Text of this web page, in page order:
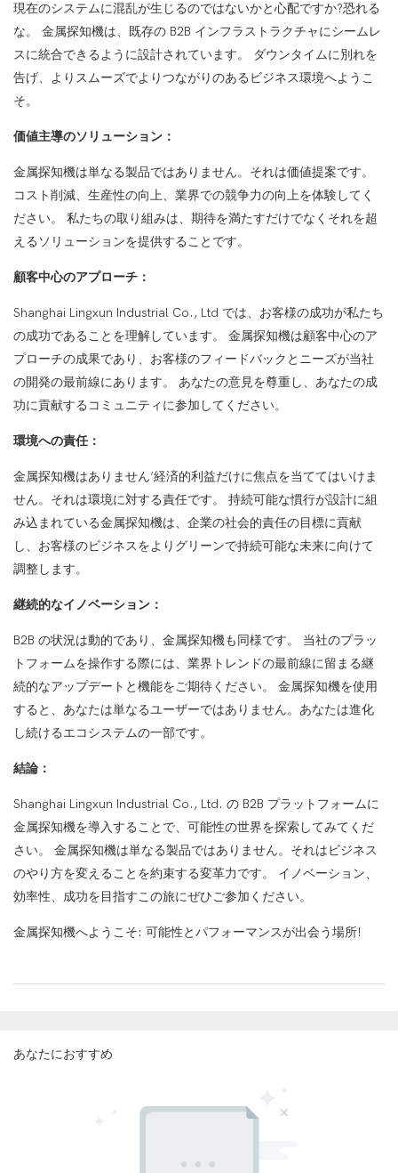
現在のシステムに混乱が生じるのではないかと心配ですか?恐れる
な。 金属探知機は、既存の B2B インフラストラクチャにシームレ
スに統合できるように設計されています。 ダウンタイムに別れを
告げ、よりスムーズでよりつながりのあるビジネス環境へようこ
そ。
価値主導のソリューション：
金属探知機は単なる製品ではありません。それは価値提案です。
コスト削減、生産性の向上、業界での競争力の向上を体験してく
ださい。 私たちの取り組みは、期待を満たすだけでなくそれを超
えるソリューションを提供することです。
顧客中心のアプローチ：
Shanghai Lingxun Industrial Co., Ltd では、お客様の成功が私たち
の成功であることを理解しています。 金属探知機は顧客中心のア
プローチの成果であり、お客様のフィードバックとニーズが当社
の開発の最前線にあります。 あなたの意見を尊重し、あなたの成
功に貢献するコミュニティに参加してください。
環境への責任：
金属探知機はありません’経済的利益だけに焦点を当ててはいけま
せん。それは環境に対する責任です。 持続可能な慣行が設計に組
み込まれている金属探知機は、企業の社会的責任の目標に貢献
し、お客様のビジネスをよりグリーンで持続可能な未来に向けて
調整します。
継続的なイノベーション：
B2B の状況は動的であり、金属探知機も同様です。 当社のプラッ
トフォームを操作する際には、業界トレンドの最前線に留まる継
続的なアップデートと機能をご期待ください。 金属探知機を使用
すると、あなたは単なるユーザーではありません。あなたは進化
し続けるエコシステムの一部です。
結論：
Shanghai Lingxun Industrial Co., Ltd. の B2B プラットフォームに
金属探知機を導入することで、可能性の世界を探索してみてくだ
さい。 金属探知機は単なる製品ではありません。それはビジネス
のやり方を変えることを約束する変革力です。 イノベーション、
効率性、成功を目指すこの旅にぜひご参加ください。
金属探知機へようこそ: 可能性とパフォーマンスが出会う場所!
あなたにおすすめ